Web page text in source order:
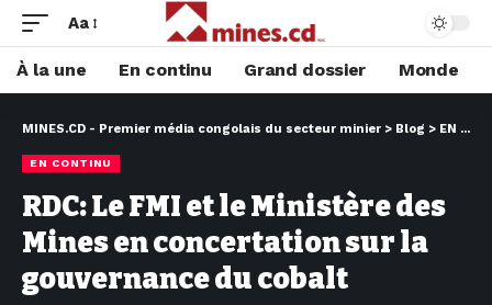
Aa
À la une En continu Grand dossier Monde
MINES.CD - Premier média congolais du secteur minier > Blog > EN CONTINU
EN CONTINU
RDC: Le FMI et le Ministère des
Mines en concertation sur la
gouvernance du cobalt